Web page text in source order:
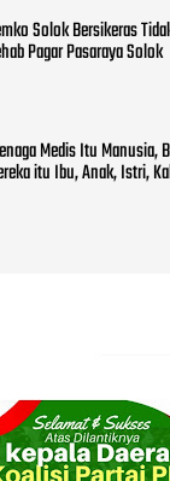
Solok Bersikeras
Pagar Pasaraya Solok
Medis Itu Manusia,
itu Ibu, Anak, Istri,